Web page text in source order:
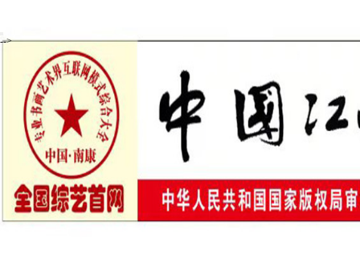
-->